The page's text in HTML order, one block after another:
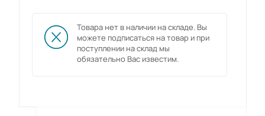
Товара нет в наличии на складе. Вы
можете подписаться на товар и при
поступлении на склад мы
обязательно Вас известим.